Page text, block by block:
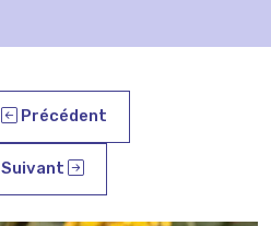
Précédent
Suivant